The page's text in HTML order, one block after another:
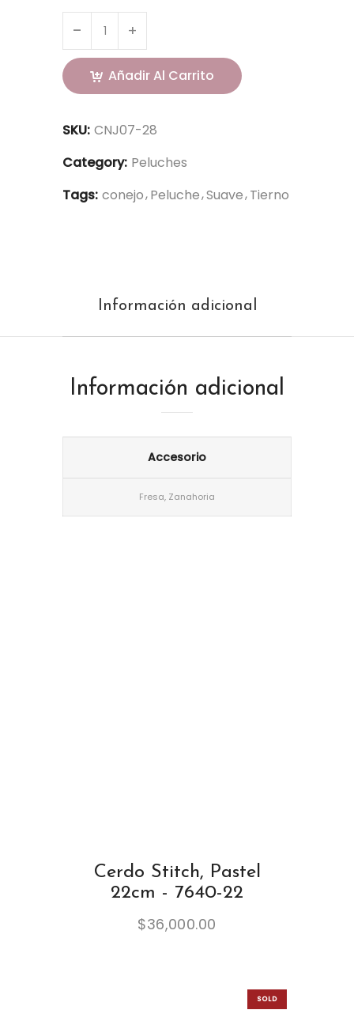
Añadir Al Carrito
SKU: CNJ07-28
Category: Peluches
Tags: conejo Peluche Suave Tierno
Información adicional
Información adicional
Accesorio
Fresa, Zanahoria
Cerdo Stitch, Pastel
22cm - 7640-22
$36,000.00
SOLD